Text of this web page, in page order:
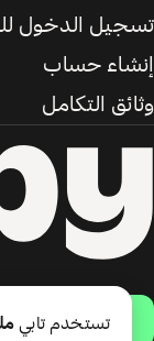
تسجيل الدخول
إنشاء حساب
وثائق التكامل
تستخدم تابي